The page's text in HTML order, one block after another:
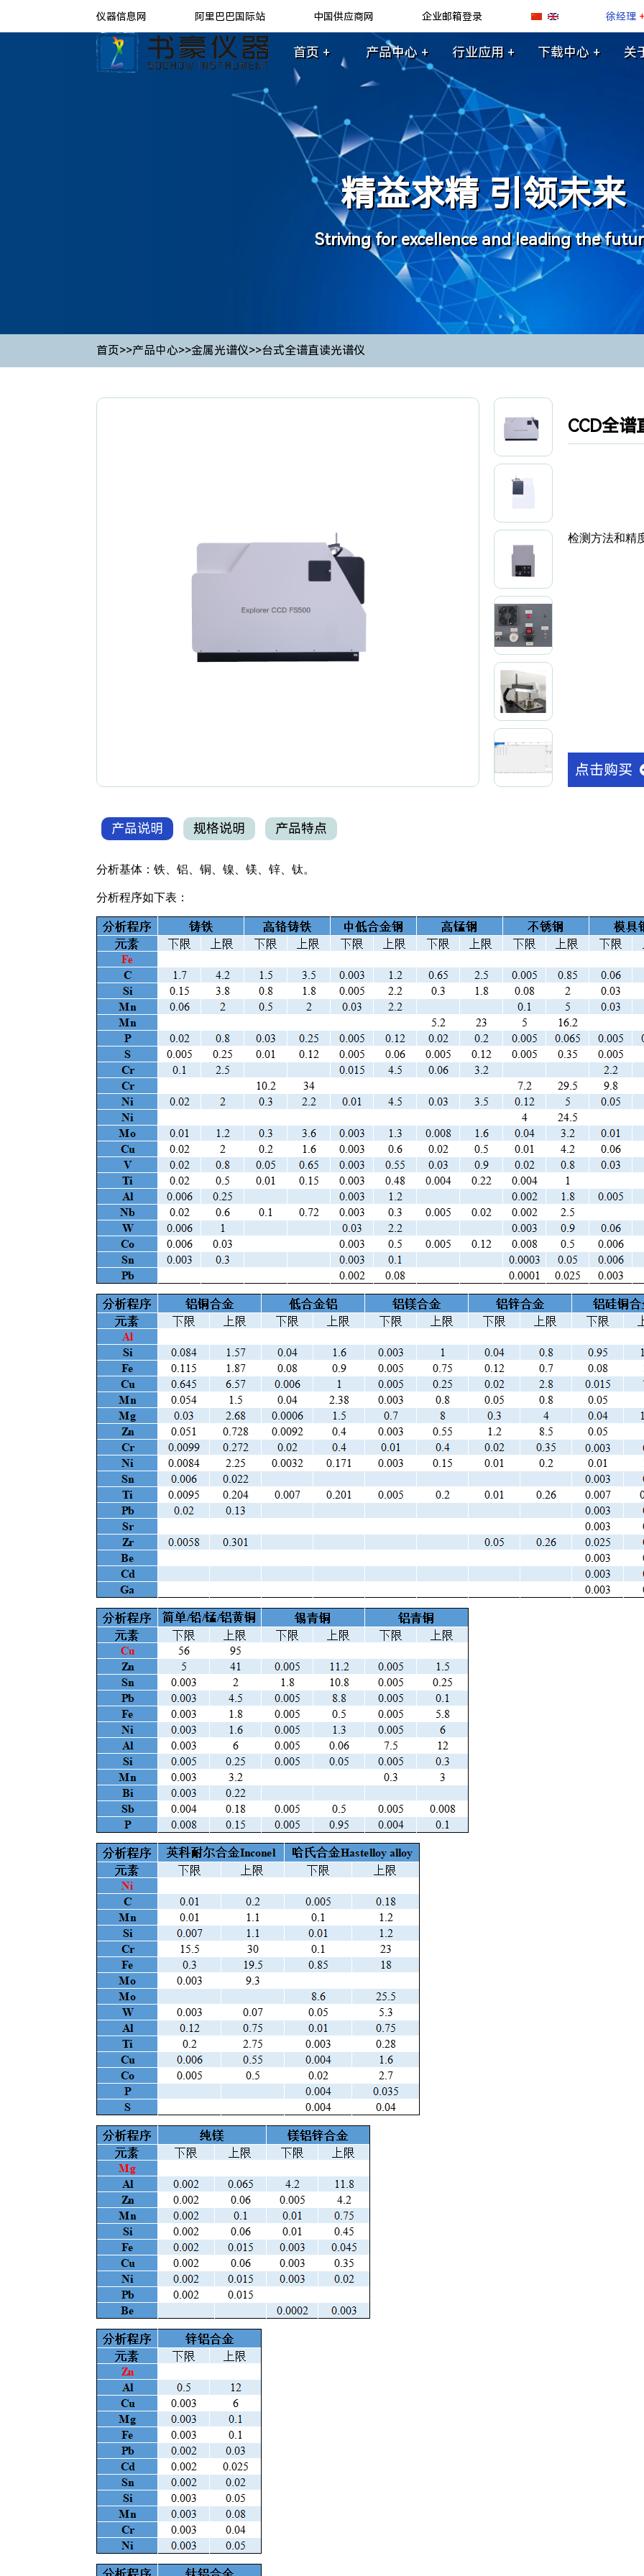
仪器信息网 阿里巴巴国际站 中国供应商网 企业邮箱登录 徐经理
首页 + 产品中心 + 行业应用 + 下载中心 + 关
精益求精 引领未来
Striving for excellence and leading the
首页>>产品中心>>金属光谱仪>>台式全谱直读光谱仪
CCD全谱
检测方法和精
点击购买
产品说明 规格说明 产品特点
分析基体：铁、铝、铜、镍、镁、锌、钛。
分析程序如下表：